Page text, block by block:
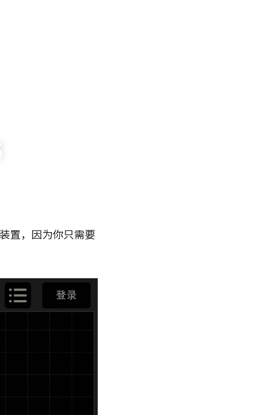
置，因为你只需要